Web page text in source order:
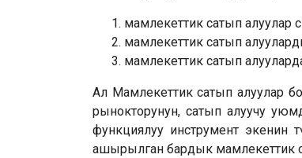
мамлекеттик сатып алуулар
мамлекеттик сатып
мамлекеттик сатып
Ал Мамлекеттик сатып алуулар
рынокторунун, сатып алуучу
функциялуу инструмент экенин
ашырылган бардык мамлекеттик